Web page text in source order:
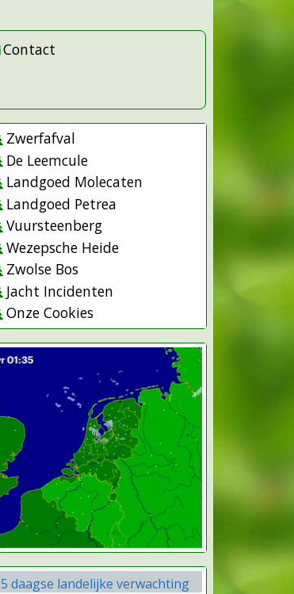
Contact
Zwerfafval
De Leemcule
Landgoed Molecaten
Landgoed Petrea
Vuursteenberg
Wezepsche Heide
Zwolse Bos
Jacht Incidenten
Onze Cookies
5 daagse landelijke verwachting